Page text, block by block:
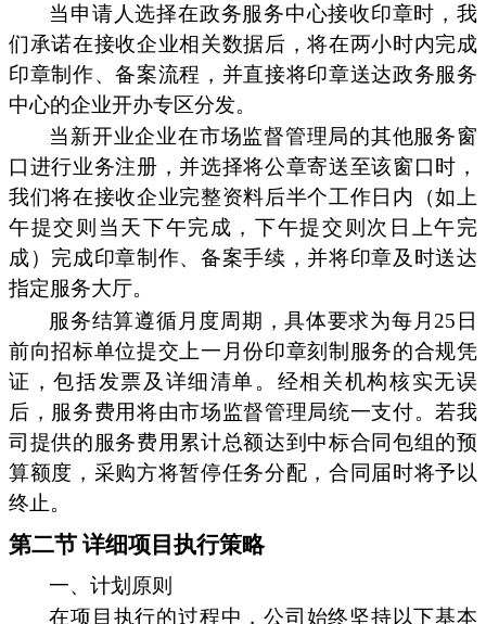
当申请人选择在政务服务中心接收印章时，我
们承诺在接收企业相关数据后，将在两小时内完成
印章制作、备案流程，并直接将印章送达政务服务
中心的企业开办专区分发。
当新开业企业在市场监督管理局的其他服务窗
口进行业务注册，并选择将公章寄送至该窗口时，
我们将在接收企业完整资料后半个工作日内（如上
午提交则当天下午完成，下午提交则次日上午完
成）完成印章制作、备案手续，并将印章及时送达
指定服务大厅。
服务结算遵循月度周期，具体要求为每月25日
前向招标单位提交上一月份印章刻制服务的合规凭
证，包括发票及详细清单。经相关机构核实无误
后，服务费用将由市场监督管理局统一支付。若我
司提供的服务费用累计总额达到中标合同包组的预
算额度，采购方将暂停任务分配，合同届时将予以
终止。
第二节 详细项目执行策略
一、计划原则
在项目执行的过程中，公司始终坚持以下基本